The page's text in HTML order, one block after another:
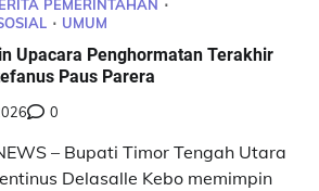
PEMERINTAHAN
UMUM
Upacara Penghormatan Terakhir
Paus Parera
0
– Bupati Timor Tengah Utara
Delasalle Kebo memimpin